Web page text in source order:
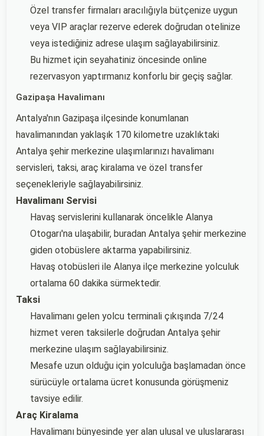
Özel transfer firmaları aracılığıyla bütçenize uygun
veya VIP araçlar rezerve ederek doğrudan otelinize
veya istediğiniz adrese ulaşım sağlayabilirsiniz.
Bu hizmet için seyahatiniz öncesinde online
rezervasyon yaptırmanız konforlu bir geçiş sağlar.
Gazipaşa Havalimanı
Antalya'nın Gazipaşa ilçesinde konumlanan
havalimanından yaklaşık 170 kilometre uzaklıktaki
Antalya şehir merkezine ulaşımlarınızı havalimanı
servisleri, taksi, araç kiralama ve özel transfer
seçenekleriyle sağlayabilirsiniz.
Havalimanı Servisi
Havaş servislerini kullanarak öncelikle Alanya
Otogarı'na ulaşabilir, buradan Antalya şehir merkezine
giden otobüslere aktarma yapabilirsiniz.
Havaş otobüsleri ile Alanya ilçe merkezine yolculuk
ortalama 60 dakika sürmektedir.
Taksi
Havalimanı gelen yolcu terminali çıkışında 7/24
hizmet veren taksilerle doğrudan Antalya şehir
merkezine ulaşım sağlayabilirsiniz.
Mesafe uzun olduğu için yolculuğa başlamadan önce
sürücüyle ortalama ücret konusunda görüşmeniz
tavsiye edilir.
Araç Kiralama
Havalimanı bünyesinde yer alan ulusal ve uluslararası